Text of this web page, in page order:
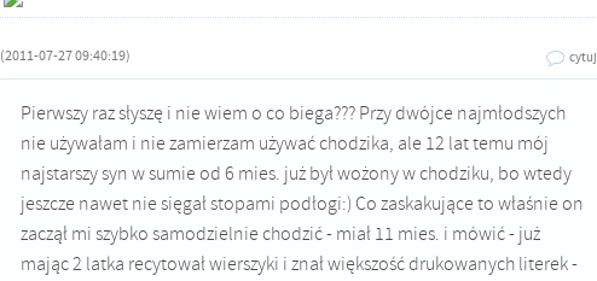
(2011-07-27 09:40:19) cytuj
Pierwszy raz słyszę i nie wiem o co biega??? Przy dwójce najmłodszych
nie używałam i nie zamierzam używać chodzika, ale 12 lat temu mój
najstarszy syn w sumie od 6 mies. już był wożony w chodziku, bo wtedy
jeszcze nawet nie sięgał stopami podłogi:) Co zaskakujące to właśnie on
zaczął mi szybko samodzielnie chodzić - miał 11 mies. i mówić - już
mając 2 latka recytował wierszyki i znał większość drukowanych literek -